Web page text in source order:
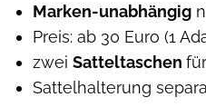
Marken-unabhängig
Preis: ab 30 Euro (1
zwei Satteltaschen
Sattelhalterung